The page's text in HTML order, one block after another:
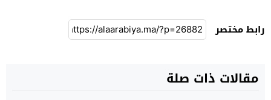
رابط مختصر
مقالات ذات صلة